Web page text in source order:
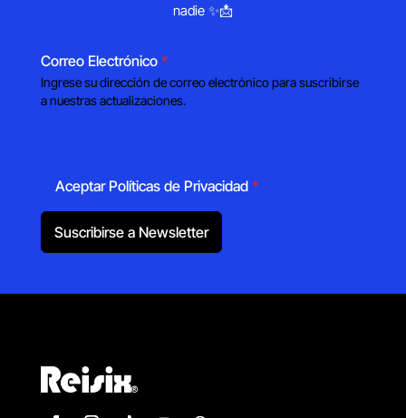
nadie ✨📩
Correo Electrónico *
Ingrese su dirección de correo electrónico para suscribirse
a nuestras actualizaciones.
Aceptar Políticas de Privacidad *
Suscribirse a Newsletter